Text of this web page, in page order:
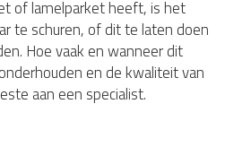
of lamelparket heeft, is het
te schuren, of dit te laten doen
Hoe vaak en wanneer dit
en de kwaliteit van
aan een specialist.